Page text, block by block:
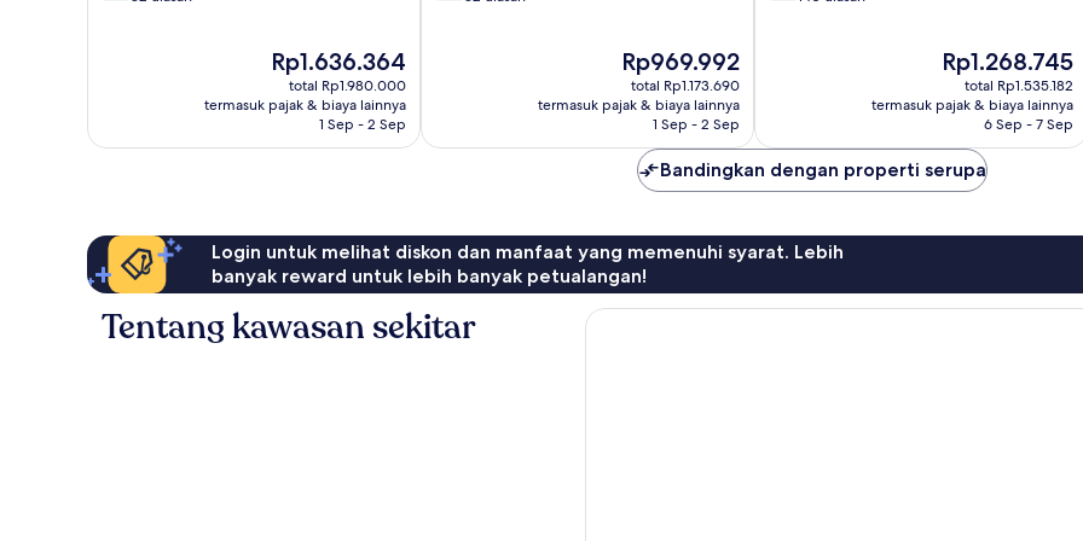
Harga
sekarang
Rp1.636.364
Rp1.636.364
total Rp1.980.000
termasuk pajak & biaya lainnya
1 Sep - 2 Sep
Harga
sekarang
Rp969.992
Rp969.992
total Rp1.173.690
termasuk pajak & biaya lainnya
1 Sep - 2 Sep
Harga
sekarang
Rp1.268.745
Rp1.268.745
total Rp1.535.182
termasuk pajak & biaya lainnya
6 Sep - 7 Sep
Bandingkan dengan properti serupa
Login untuk melihat diskon dan manfaat yang memenuhi syarat. Lebih
banyak reward untuk lebih banyak petualangan!
Tentang kawasan sekitar